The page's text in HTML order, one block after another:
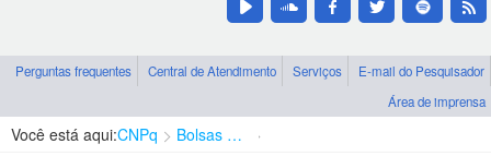
Perguntas frequentes Central de Atendimento Serviços
E-mail do Pesquisador
Área de imprensa
Você está aqui:CNPq Bolsas e Auxílios Vigentes